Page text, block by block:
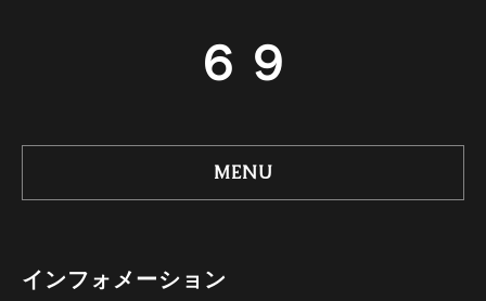
６９
MENU
インフォメーション